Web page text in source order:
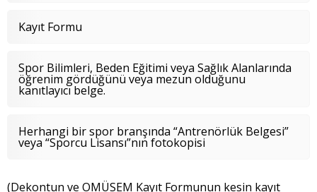
Kayıt Formu
Spor Bilimleri, Beden Eğitimi veya Sağlık Alanlarında
öğrenim gördüğünü veya mezun olduğunu
kanıtlayıcı belge.
Herhangi bir spor branşında “Antrenörlük Belgesi”
veya “Sporcu Lisansı”nın fotokopisi
(Dekontun ve OMÜSEM Kayıt Formunun kesin kayıt